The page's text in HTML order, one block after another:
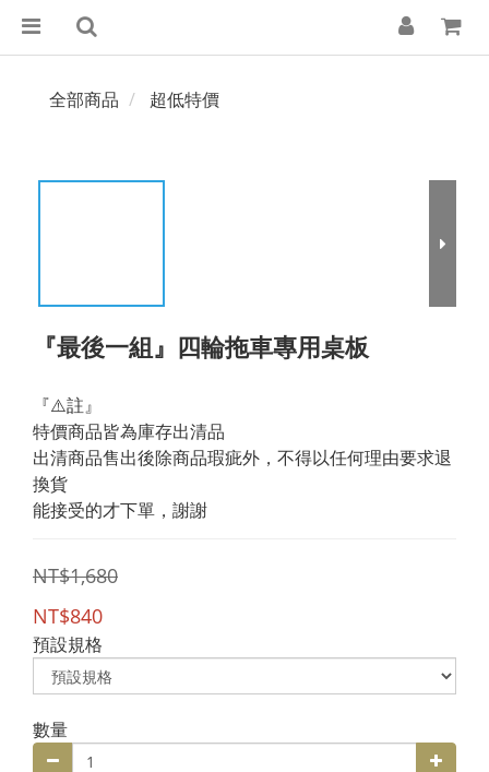
全部商品 超低特價
『最後一組』四輪拖車專用桌板
『⚠️註』
特價商品皆為庫存出清品
出清商品售出後除商品瑕疵外，不得以任何理由要求退
換貨
能接受的才下單，謝謝
NT$1,680
NT$840
預設規格
數量